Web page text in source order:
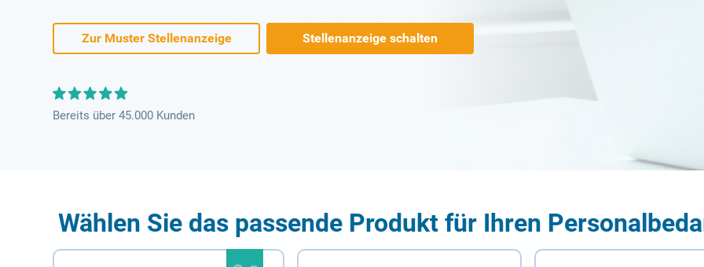
Zur Muster Stellenanzeige Stellenanzeige schalten
Bereits über 45.000 Kunden
Wählen Sie das passende Produkt für Ihren